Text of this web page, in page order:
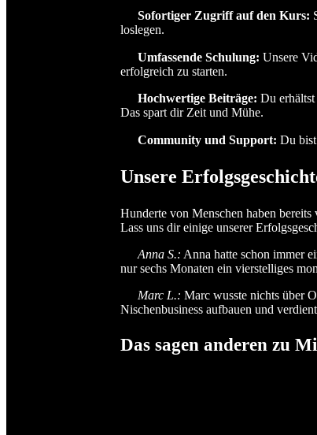
Sofortiger Zugriff auf den Kurs:
loslegen.
Umfassende Schulung: Unsere
erfolgreich zu starten.
Hochwertige Beiträge: Du
Das spart dir Zeit und Mühe.
Community und Support: Du
Unsere
Hunderte von Menschen haben
Lass uns dir einige unserer
Anna S.: Anna hatte schon immer
nur sechs Monaten ein vierstelliges
Marc L.: Marc wusste nichts über
Nischenbusiness aufbauen und
Das sagen anderen zu